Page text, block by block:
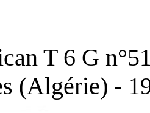
T 6 G
(Algérie) -